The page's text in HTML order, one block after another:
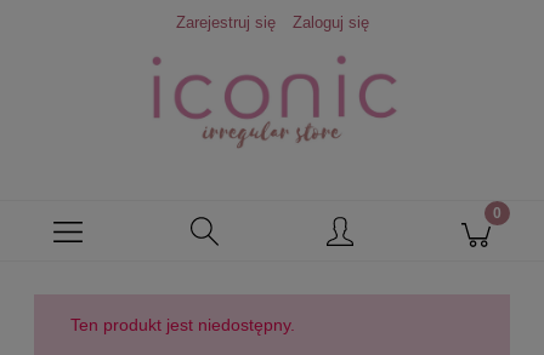
Zarejestruj się Zaloguj się
Ten produkt jest niedostępny.